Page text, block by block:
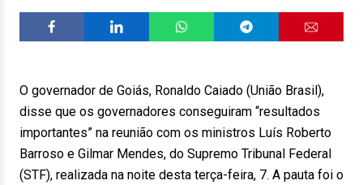
O governador de Goiás, Ronaldo Caiado (União Brasil),
disse que os governadores conseguiram “resultados
importantes” na reunião com os ministros Luís Roberto
Barroso e Gilmar Mendes, do Supremo Tribunal Federal
(STF), realizada na noite desta terça-feira, 7. A pauta foi o